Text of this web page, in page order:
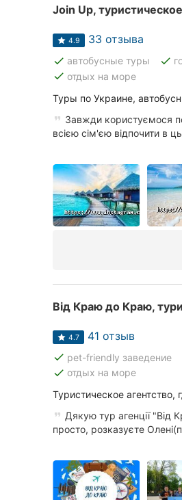
Одесса
Харьков
Запорожье
Днепр
Кривой Рог
Николаев
Чернигов
Черкассы
Черновцы
Сумы
Ивано-Франковск
Ужгород
Join Up,
4.9 33 отзыва
done автобусные туры done
done отдых на море
Туры по Украине,
Завжди користуємося
всією сім'єю відпочити в
Від Краю до Краю,
4.7 41 отзыв
done pet-friendly заведение
done отдых на море
Туристическое
Дякую тур агенції "Від
просто, розказуєте